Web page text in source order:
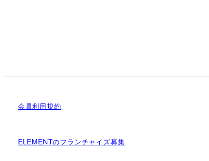
会員利用規約
ELEMENTのフランチャイズ募集